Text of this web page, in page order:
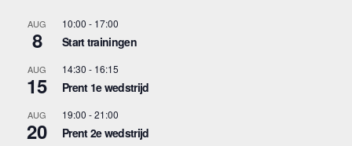
AUG
8
10:00 - 17:00
Start trainingen
AUG
15
14:30 - 16:15
Prent 1e wedstrijd
AUG
20
19:00 -21:00
Prent 2e wedstrijd